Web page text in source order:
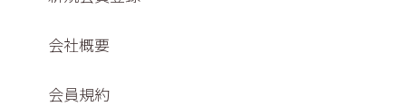
会社概要
会員規約